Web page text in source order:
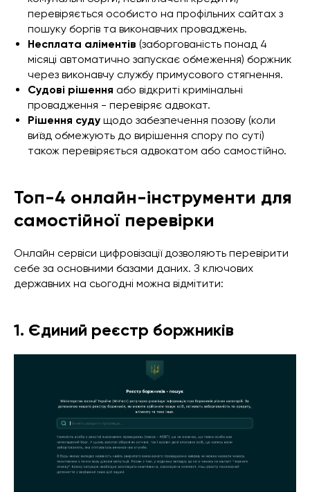
перевіряється особисто на профільних сайтах з
пошуку боргів та виконавчих проваджень.
Несплата аліментів (заборгованість понад 4
місяці автоматично запускає обмеження) боржник
через виконавчу службу примусового стягнення.
Судові рішення або відкриті кримінальні
провадження - перевіряє адвокат.
Рішення суду щодо забезпечення позову (коли
виїзд обмежують до вирішення спору по суті)
також перевіряється адвокатом або самостійно.
Топ-4 онлайн-інструменти для
самостійної перевірки
Онлайн сервіси цифровізації дозволяють перевірити
себе за основними базами даних. З ключових
державних на сьогодні можна відмітити:
1. Єдиний реєстр боржників